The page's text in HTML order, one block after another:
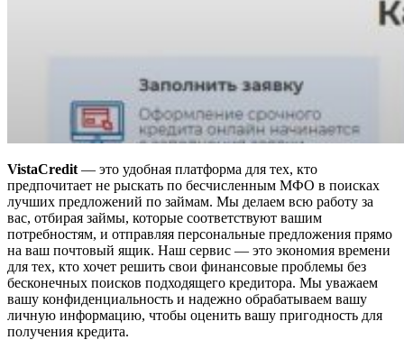
VistaCredit — это удобная платформа для тех, кто
предпочитает не рыскать по бесчисленным МФО в поисках
лучших предложений по займам. Мы делаем всю работу за
вас, отбирая займы, которые соответствуют вашим
потребностям, и отправляя персональные предложения прямо
на ваш почтовый ящик. Наш сервис — это экономия времени
для тех, кто хочет решить свои финансовые проблемы без
бесконечных поисков подходящего кредитора. Мы уважаем
вашу конфиденциальность и надежно обрабатываем вашу
личную информацию, чтобы оценить вашу пригодность для
получения кредита.